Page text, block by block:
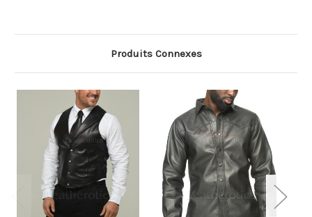
Produits Connexes